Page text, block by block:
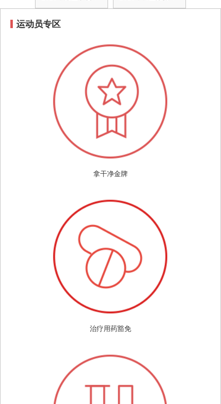
运动员专区
拿干净金牌
治疗用药豁免